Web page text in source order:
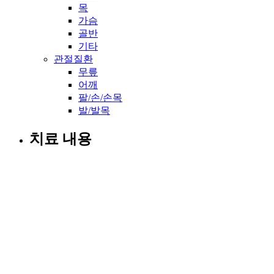
목
가슴
골반
기타
관절질환
무릎
어깨
팔/손/손목
발/발목
치료 내용